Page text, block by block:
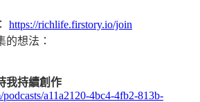
https://richlife.firstory.io/join
的想法：
我持續創作
a11a2120-4bc4-4fb2-813b-